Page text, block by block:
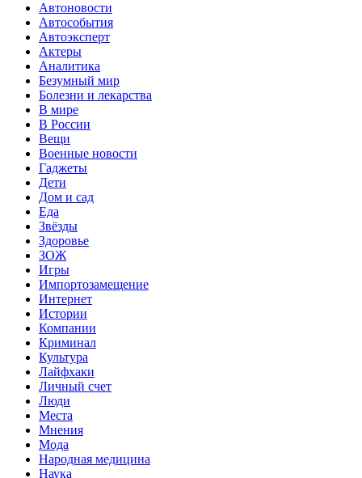
Автоновости
Автособытия
Автоэксперт
Актеры
Аналитика
Безумный мир
Болезни и лекарства
В мире
В России
Вещи
Военные новости
Гаджеты
Дети
Дом и сад
Еда
Звёзды
Здоровье
ЗОЖ
Игры
Импортозамещение
Интернет
Истории
Компании
Криминал
Культура
Лайфхаки
Личный счет
Люди
Места
Мнения
Мода
Народная медицина
Наука